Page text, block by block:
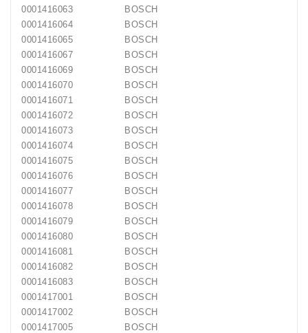
0001416063
BOSCH
0001416064
BOSCH
0001416065
BOSCH
0001416067
BOSCH
0001416069
BOSCH
0001416070
BOSCH
0001416071
BOSCH
0001416072
BOSCH
0001416073
BOSCH
0001416074
BOSCH
0001416075
BOSCH
0001416076
BOSCH
0001416077
BOSCH
0001416078
BOSCH
0001416079
BOSCH
0001416080
BOSCH
0001416081
BOSCH
0001416082
BOSCH
0001416083
BOSCH
0001417001
BOSCH
0001417002
BOSCH
0001417005
BOSCH